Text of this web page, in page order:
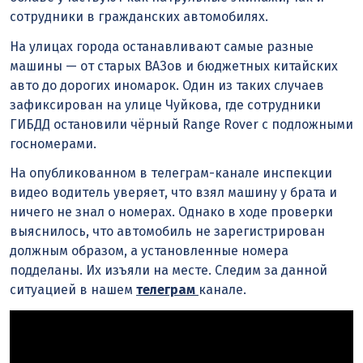
сотрудники в гражданских автомобилях.
На улицах города останавливают самые разные
машины — от старых ВАЗов и бюджетных китайских
авто до дорогих иномарок. Один из таких случаев
зафиксирован на улице Чуйкова, где сотрудники
ГИБДД остановили чёрный Range Rover с подложными
госномерами.
На опубликованном в телеграм-канале инспекции
видео водитель уверяет, что взял машину у брата и
ничего не знал о номерах. Однако в ходе проверки
выяснилось, что автомобиль не зарегистрирован
должным образом, а установленные номера
подделаны. Их изъяли на месте. Следим за данной
ситуацией в нашем телеграм канале.